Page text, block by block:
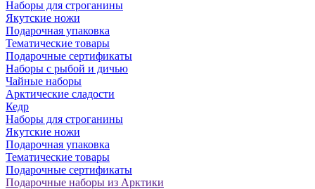
Наборы для строганины
Якутские ножи
Подарочная упаковка
Тематические товары
Подарочные сертификаты
Наборы с рыбой и дичью
Чайные наборы
Арктические сладости
Кедр
Наборы для строганины
Якутские ножи
Подарочная упаковка
Тематические товары
Подарочные сертификаты
Подарочные наборы из Арктики